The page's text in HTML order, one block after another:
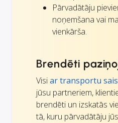
Pārvadātāju
noņemšana vai
vienkārša.
Brendēti
Visiar transportu
jūsu partneriem,
brendēti un izskatās
tā, kuru pārvadātāju